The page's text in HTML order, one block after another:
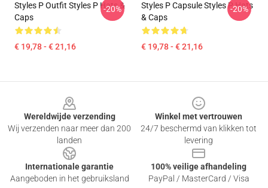
Styles P Outfit Styles P Hats &
Caps
€ 19,78 - € 21,16
-20%
Styles P Capsule Styles P Hats
& Caps
€ 19,78 - € 21,16
-20%
Wereldwijde verzending
Wij verzenden naar meer dan 200
landen
Winkel met vertrouwen
24/7 beschermd van klikken tot
levering
Internationale garantie
Aangeboden in het gebruiksland
100% veilige afhandeling
PayPal / MasterCard / Visa